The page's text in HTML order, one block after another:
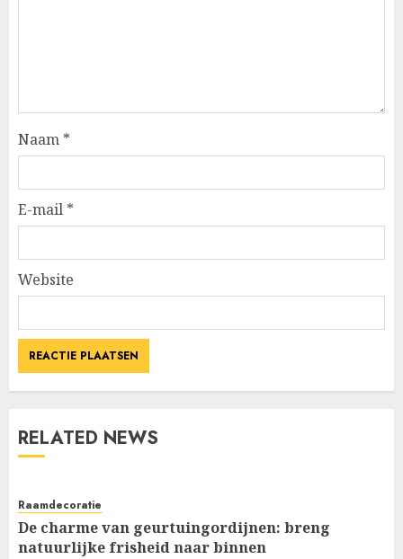
Naam *
E-mail *
Website
RELATED NEWS
Raamdecoratie
De charme van geurtuingordijnen: breng
natuurlijke frisheid naar binnen